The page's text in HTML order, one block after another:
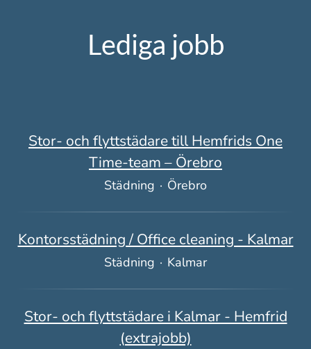
Lediga jobb
Stor- och flyttstädare till Hemfrids One
Time-team – Örebro
Städning · Örebro
Kontorsstädning / Office cleaning - Kalmar
Städning · Kalmar
Stor- och flyttstädare i Kalmar - Hemfrid
(extrajobb)